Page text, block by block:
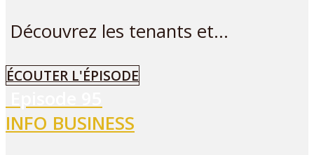
Découvrez les tenants et...
ÉCOUTER L'ÉPISODE
INFO BUSINESS